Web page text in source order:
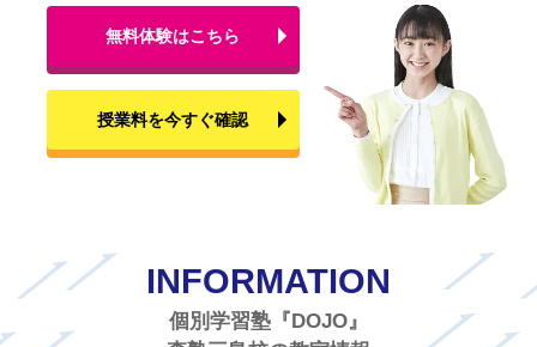
無料体験はこちら
授業料を今すぐ確認
INFORMATION
個別学習塾『DOJO』